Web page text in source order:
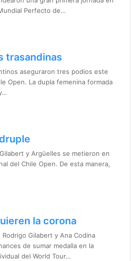
Perfecto de…
trasandinas
aseguraron tres podios este
Open. La dupla femenina formada
y Argüelles se metieron en
del Chile Open. De esta manera,
la corona
Rodrigo Gilabert y Ana Codina
de sumar medalla en la
del World Tour…